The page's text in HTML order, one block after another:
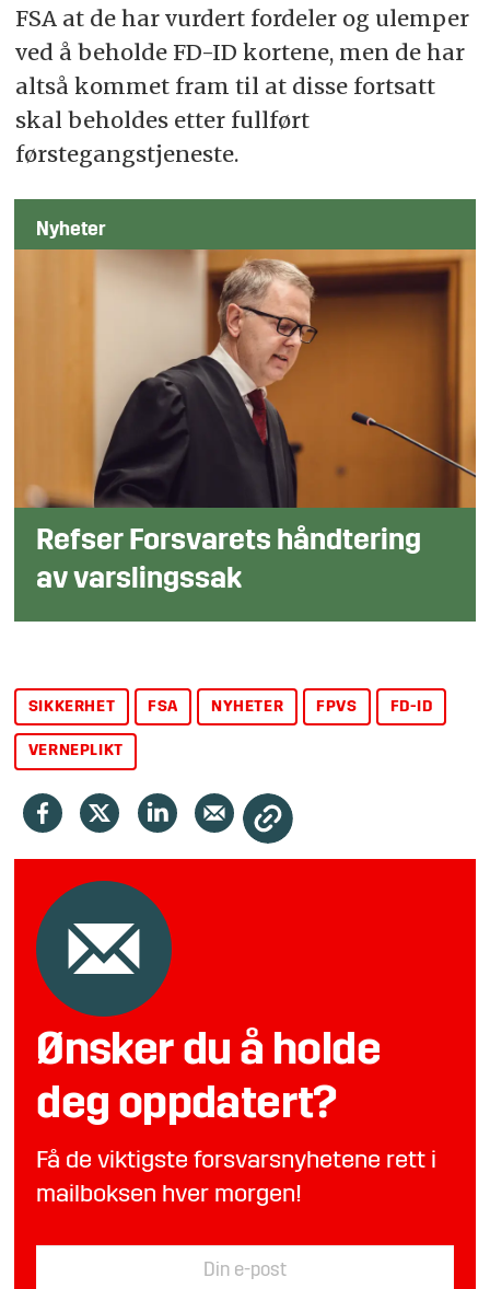
FSA at de har vurdert fordeler og ulemper
ved å beholde FD-ID kortene, men de har
altså kommet fram til at disse fortsatt
skal beholdes etter fullført
førstegangstjeneste.
Nyheter
Refser Forsvarets håndtering
av varslingssak
SIKKERHET FSA NYHETER FPVS FD-ID
VERNEPLIKT
Ønsker du å holde
deg oppdatert?
Få de viktigste forsvarsnyhetene rett i
mailboksen hver morgen!